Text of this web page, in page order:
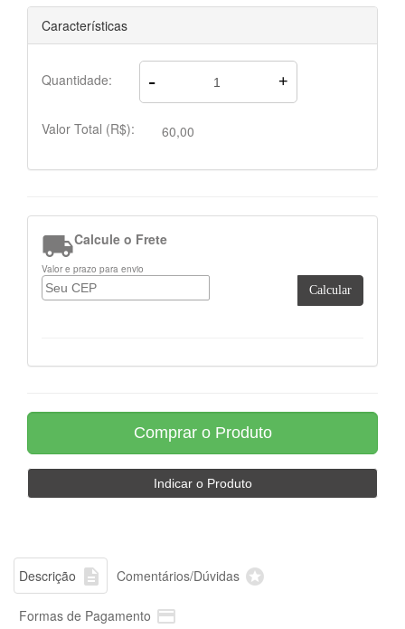
Características
Quantidade: - +
Valor Total (R$): 60,00
Calcule o Frete
Valor e prazo para envio
Calcular
Descrição  Comentários/Dúvidas 
Formas de Pagamento 